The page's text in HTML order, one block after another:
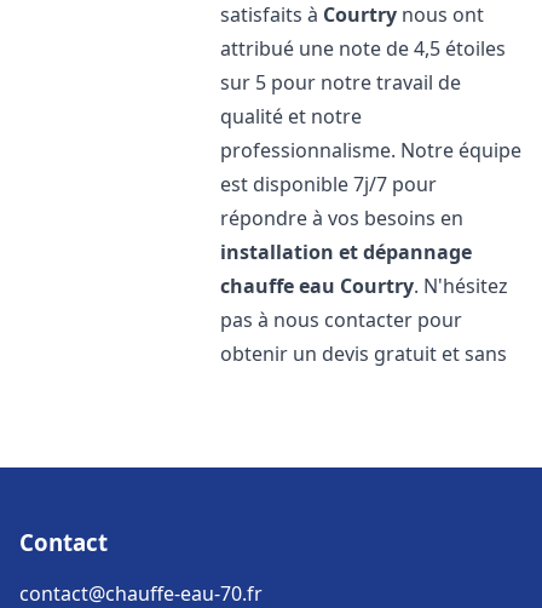
satisfaits à Courtry nous ont
attribué une note de 4,5 étoiles
sur 5 pour notre travail de
qualité et notre
professionnalisme. Notre équipe
est disponible 7j/7 pour
répondre à vos besoins en
installation et dépannage
chauffe eau Courtry. N'hésitez
pas à nous contacter pour
obtenir un devis gratuit et sans
Contact
contact@chauffe-eau-70.fr